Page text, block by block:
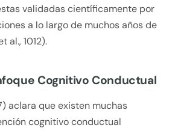
validadas científicamente por
a lo largo de muchos años de
al., 1012).
Cognitivo Conductual
aclara que existen muchas
cognitivo conductual